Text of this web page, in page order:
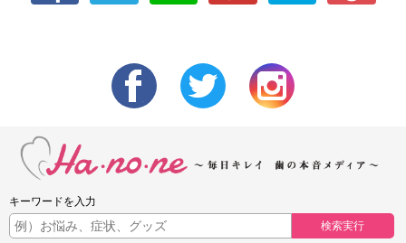
キーワードを入力
検索実行